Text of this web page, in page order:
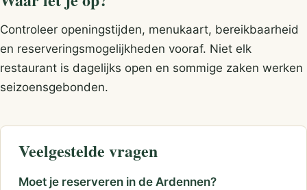
Controleer openingstijden, menukaart, bereikbaarheid
en reserveringsmogelijkheden vooraf. Niet elk
restaurant is dagelijks open en sommige zaken werken
seizoensgebonden.
Veelgestelde vragen
Moet je reserveren in de Ardennen?